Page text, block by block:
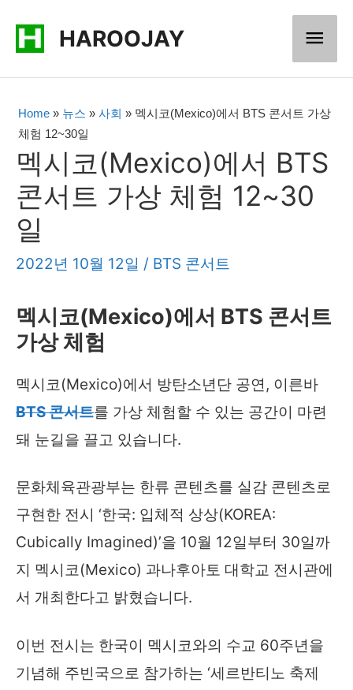
HAROOJAY
메
인
메
뉴
Home » 뉴스 » 사회 » 멕시코(Mexico)에서 BTS 콘서트 가상
체험 12~30일
멕시코(Mexico)에서 BTS
콘서트 가상 체험 12~30
일
2022년 10월 12일 / BTS 콘서트
멕시코(Mexico)에서 BTS 콘서트
가상 체험
멕시코(Mexico)에서 방탄소년단 공연, 이른바
BTS 콘서트를 가상 체험할 수 있는 공간이 마련
돼 눈길을 끌고 있습니다.
문화체육관광부는 한류 콘텐츠를 실감 콘텐츠로
구현한 전시 ‘한국: 입체적 상상(KOREA:
Cubically Imagined)’을 10월 12일부터 30일까
지 멕시코(Mexico) 과나후아토 대학교 전시관에
서 개최한다고 밝혔습니다.
이번 전시는 한국이 멕시코와의 수교 60주년을
기념해 주빈국으로 참가하는 ‘세르반티노 축제